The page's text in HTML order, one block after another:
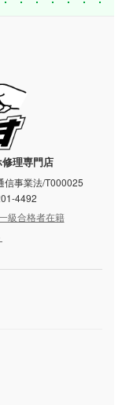
理専門店
信事業法/T000025
4492
級合格者在籍